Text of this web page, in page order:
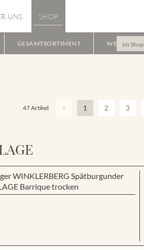
UNS SHOP
GESAMTSORTIMENT WEINPAKET
47 Artikel 1 2 3
WINKLERBERG Spätburgunder
Barrique trocken